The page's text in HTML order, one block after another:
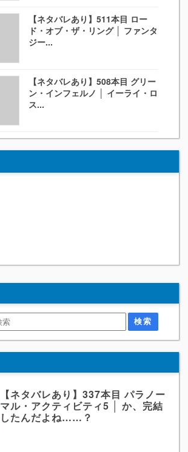
【ネタバレあり】511本目 ロー
ド・オブ・ザ・リング │ ファンタ
ジー...
【ネタバレあり】508本目 グリー
ン・インフェルノ │ イーライ・ロ
ス...
【ネタバレあり】337本目 パラノー
マル・アクティビティ5 │ か、完結
したんだよね……？